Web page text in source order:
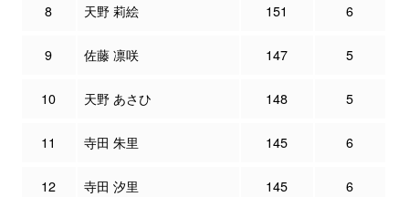
8 天野 莉絵 151 6
9 佐藤 凛咲 147 5
10 天野 あさひ 148 5
11 寺田 朱里 145 6
12 寺田 汐里 145 6